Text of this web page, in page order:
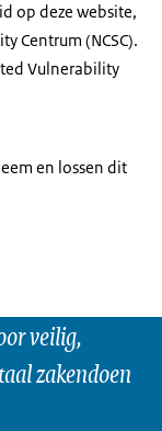
op deze website,
Centrum (NCSC).
Vulnerability
en lossen dit
veilig,
zakendoen